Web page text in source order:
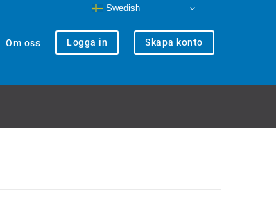
Om oss Logga in Skapa konto
Swedish